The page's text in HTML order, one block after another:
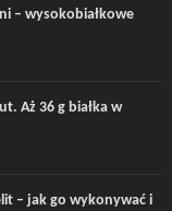
– wysokobiałkowe
Aż 36 g białka w
– jak go wykonywać i